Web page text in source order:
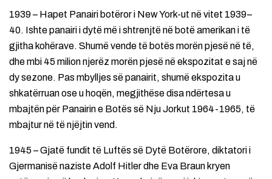
1939 – Hapet Panairi botëror i New York-ut në vitet 1939–
40. Ishte panairi i dytë më i shtrenjtë në botë amerikan i të
gjitha kohërave. Shumë vende të botës morën pjesë në të,
dhe mbi 45 milion njerëz morën pjesë në ekspozitat e saj në
dy sezone. Pas mbylljes së panairit, shumë ekspozita u
shkatërruan ose u hoqën, megjithëse disa ndërtesa u
mbajtën për Panairin e Botës së Nju Jorkut 1964-1965, të
mbajtur në të njëjtin vend.
1945 – Gjatë fundit të Luftës së Dytë Botërore, diktatori i
Gjermanisë naziste Adolf Hitler dhe Eva Braun kryen